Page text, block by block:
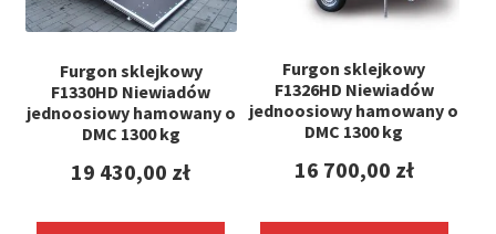
Furgon sklejkowy
F1330HD Niewiadów
jednoosiowy hamowany o
DMC 1300 kg
19 430,00 zł
Furgon sklejkowy
F1326HD Niewiadów
jednoosiowy hamowany o
DMC 1300 kg
16 700,00 zł